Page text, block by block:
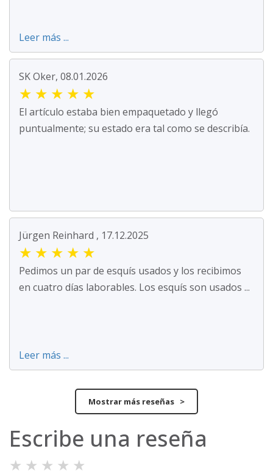
Leer más ...
SK Oker, 08.01.2026
★ ★ ★ ★ ★
El artículo estaba bien empaquetado y llegó
puntualmente; su estado era tal como se describía.
Jürgen Reinhard , 17.12.2025
★ ★ ★ ★ ★
Pedimos un par de esquís usados y los recibimos
en cuatro días laborables. Los esquís son usados ...
Leer más ...
Mostrar más reseñas >
Escribe una reseña
★ ★ ★ ★ ★